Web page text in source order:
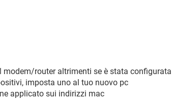
modem/router altrimenti se è stata configurata
imposta uno al tuo nuovo pc
applicato sui indirizzi mac